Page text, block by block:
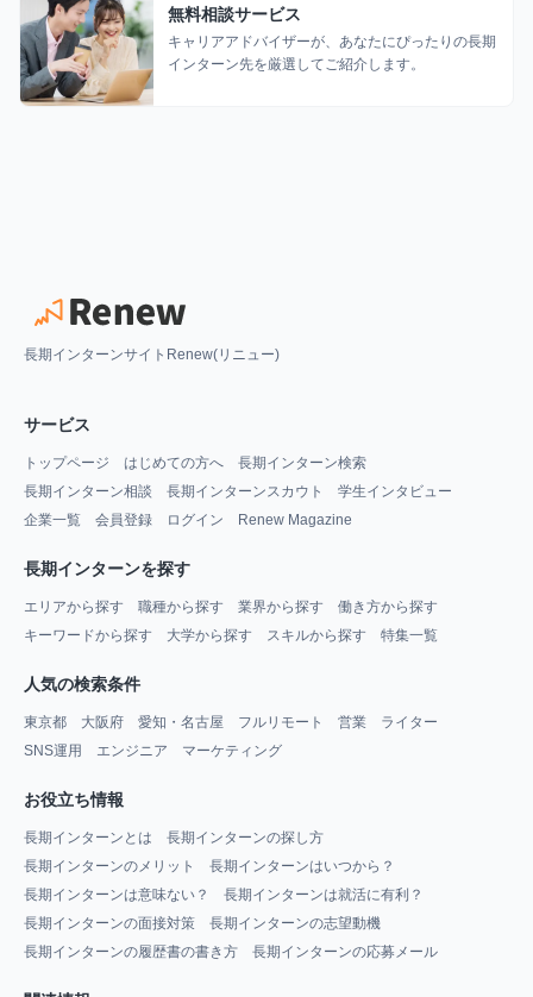
無料相談サービス
キャリアアドバイザーが、あなたにぴったりの長期
インターン先を厳選してご紹介します。
長期インターンサイトRenew(リニュー)
サービス
トップページ はじめての方へ
長期インターン検索
長期インターン相談
長期インターンスカウト
学生インタビュー
企業一覧
会員登録 ログイン Renew Magazine
長期インターンを探す
エリアから探す 職種から探す 業界から探す
働き方から探す
キーワードから探す
大学から探す スキルから探す 特集一覧
人気の検索条件
東京都 大阪府 愛知・名古屋 フルリモート 営業
ライター
SNS運用
エンジニア マーケティング
お役立ち情報
長期インターンとは
長期インターンの探し方
長期インターンのメリット
長期インターンはいつから？
長期インターンは意味ない？
長期インターンは就活に有利？
長期インターンの面接対策
長期インターンの志望動機
長期インターンの履歴書の書き方
長期インターンの応募メール